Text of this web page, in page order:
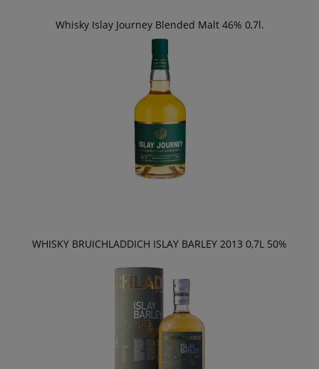
Whisky Islay Journey Blended Malt 46% 0,7l.
WHISKY BRUICHLADDICH ISLAY BARLEY 2013 0,7L 50%